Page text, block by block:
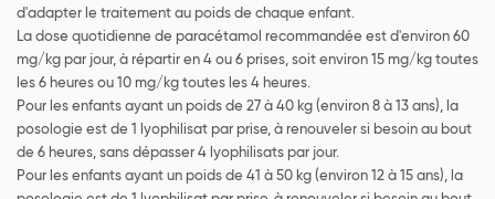
d'adapter le traitement au poids de chaque enfant.
La dose quotidienne de paracétamol recommandée est d'environ 60
mg/kg par jour, à répartir en 4 ou 6 prises, soit environ 15 mg/kg toutes
les 6 heures ou 10 mg/kg toutes les 4 heures.
Pour les enfants ayant un poids de 27 à 40 kg (environ 8 à 13 ans), la
posologie est de 1 lyophilisat par prise, à renouveler si besoin au bout
de 6 heures, sans dépasser 4 lyophilisats par jour.
Pour les enfants ayant un poids de 41 à 50 kg (environ 12 à 15 ans), la